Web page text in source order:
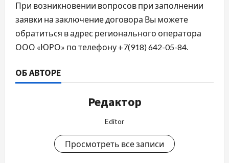
При возникновении вопросов при заполнении
заявки на заключение договора Вы можете
обратиться в адрес регионального оператора
ООО «ЮРО» по телефону +7(918) 642-05-84.
ОБ АВТОРЕ
Редактор
Editor
Просмотреть все записи